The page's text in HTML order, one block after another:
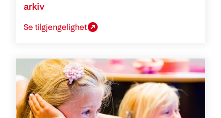
arkiv
Se tilgjengelighet